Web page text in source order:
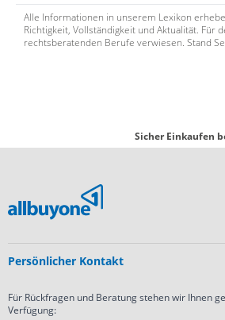
Alle Informationen in unserem Lexikon
Richtigkeit, Vollständigkeit und Aktualität. Für
rechtsberatenden Berufe verwiesen. Stand
Sicher Einkaufen
Persönlicher Kontakt
Für Rückfragen und Beratung stehen wir Ihnen
Verfügung: